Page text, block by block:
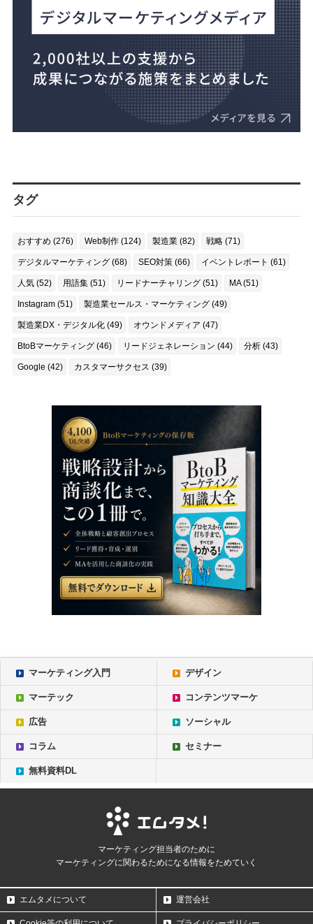
タグ
おすすめ (276) Web制作 (124) 製造業 (82) 戦略 (71)
デジタルマーケティング (68) SEO対策 (66) イベントレポート (61)
人気 (52) 用語集 (51) リードナーチャリング (51) MA (51)
Instagram (51) 製造業セールス・マーケティング (49)
製造業DX・デジタル化 (49) オウンドメディア (47)
BtoBマーケティング (46) リードジェネレーション (44) 分析 (43)
Google (42) カスタマーサクセス (39)
マーケティング入門 デザイン
マーテック コンテンツマーケ
広告 ソーシャル
コラム セミナー
無料資料DL
マーケティング担当者のために
マーケティングに関わるためになる情報をためていく
エムタメについて 運営会社